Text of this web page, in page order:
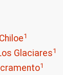
1
Glaciares1
1